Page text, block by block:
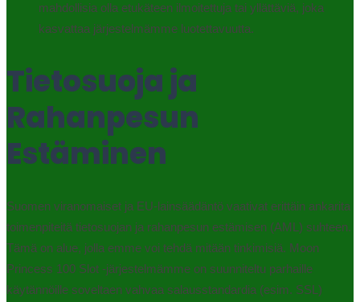
mahdollisia olla etukäteen ilmoitettuja tai yllättäviä, joka
kasvattaa järjestelmämme luotettavuutta.
Tietosuoja ja
Rahanpesun
Estäminen
Suomen viranomaiset ja EU-lainsäädäntö vaativat erittäin ankarita
toimenpiteitä tietosuojan ja rahanpesun estämisen (AML) suhteen.
Tämä on alue, jolla emme voi tehdä mitään tinkimisiä. Moon
Princess 100 Slot -järjestelmämme on suunniteltu parhaille
käytännöille soveltaen vahvaa salausstandardia (esim. SSL)